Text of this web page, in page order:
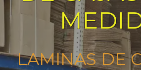
LAMINAS DE